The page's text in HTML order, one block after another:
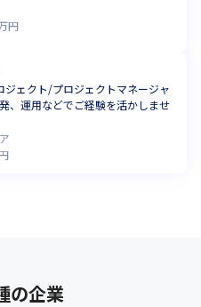
円
ジェクト/プロジェクトマネージャ
、運用などでご経験を活かしませ
の企業